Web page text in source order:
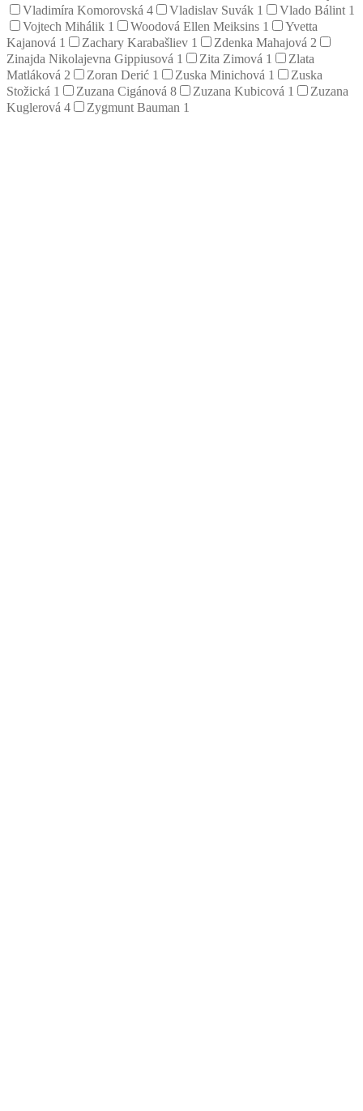
Vladimíra Komorovská 4 Vladislav Suvák 1 Vlado Bálint 1
Vojtech Mihálik 1 Woodová Ellen Meiksins 1
Yvetta
Kajanová 1 Zachary Karabašliev 1 Zdenka Mahajová 2
Zinajda Nikolajevna Gippiusová 1 Zita Zimová 1
Zlata
Matláková 2 Zoran Derić 1 Zuska Minichová 1
Zuska
Stožická 1 Zuzana Cigánová 8 Zuzana Kubicová 1
Zuzana
Kuglerová 4 Zygmunt Bauman 1